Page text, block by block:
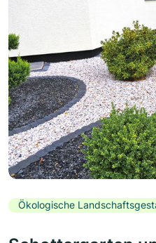
Ökologische